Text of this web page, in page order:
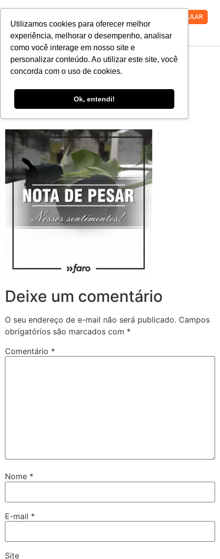
Utilizamos cookies para oferecer melhor
experiência, melhorar o desempenho, analisar
como você interage em nosso site e
personalizar conteúdo. Ao utilizar este site, você
concorda com o uso de cookies.
Ok, entendi!
VESTIBULAR
WhatsApp-Image-
2020-11-14-at-
09.44.35
Deixe um comentário
O seu endereço de e-mail não será publicado. Campos
obrigatórios são marcados com *
Comentário *
Nome *
E-mail *
Site